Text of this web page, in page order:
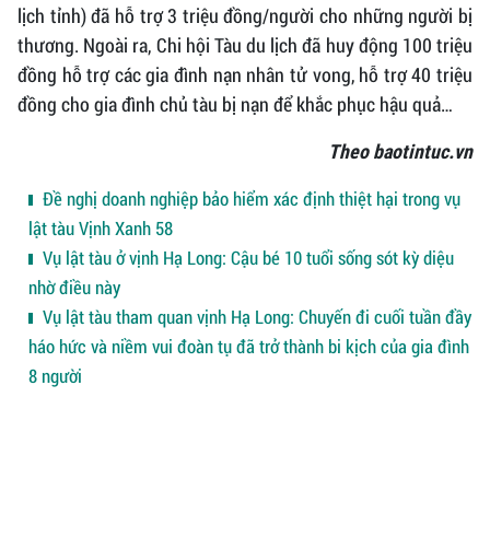
lịch tỉnh) đã hỗ trợ 3 triệu đồng/người cho những người bị
thương. Ngoài ra, Chi hội Tàu du lịch đã huy động 100 triệu
đồng hỗ trợ các gia đình nạn nhân tử vong, hỗ trợ 40 triệu
đồng cho gia đình chủ tàu bị nạn để khắc phục hậu quả…
Theo baotintuc.vn
Đề nghị doanh nghiệp bảo hiểm xác định thiệt hại trong vụ
lật tàu Vịnh Xanh 58
Vụ lật tàu ở vịnh Hạ Long: Cậu bé 10 tuổi sống sót kỳ diệu
nhờ điều này
Vụ lật tàu tham quan vịnh Hạ Long: Chuyến đi cuối tuần đầy
háo hức và niềm vui đoàn tụ đã trở thành bi kịch của gia đình
8 người